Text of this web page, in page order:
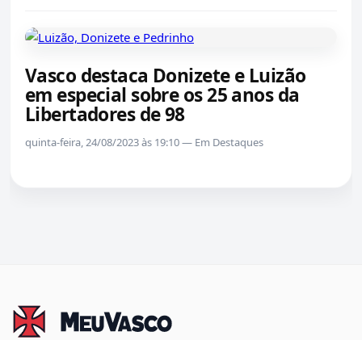
Vasco destaca Donizete e Luizão
em especial sobre os 25 anos da
Libertadores de 98
quinta-feira, 24/08/2023 às 19:10 — Em Destaques